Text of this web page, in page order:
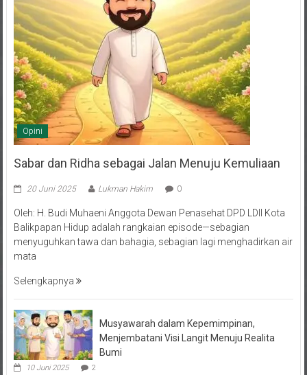
Opini
Sabar dan Ridha sebagai Jalan Menuju Kemuliaan
Balikpapan Hidup adalah rangkaian episode—sebagian
menyuguhkan tawa dan bahagia, sebagian lagi menghadirkan air
mata
Menjembatani Visi Langit Menuju Realita
Bumi
10 Juni 2025 2